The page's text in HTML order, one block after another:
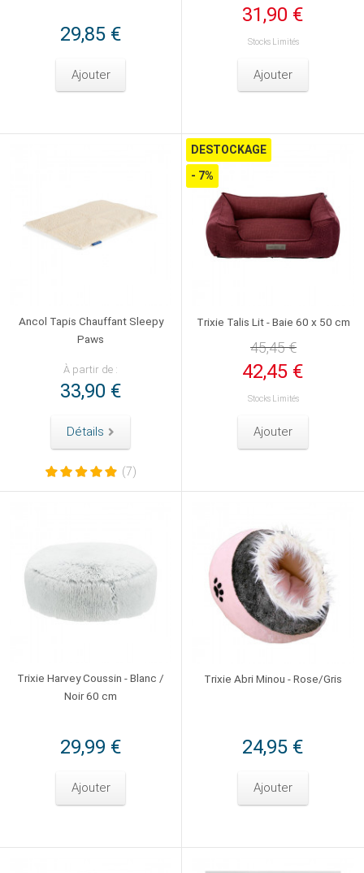
29,85 €
Ajouter
31,90 €
Stocks Limités
Ajouter
Ancol Tapis Chauffant Sleepy
Paws
À partir de :
33,90 €
Détails
(7)
DESTOCKAGE
- 7%
Trixie Talis Lit - Baie 60 x 50 cm
45,45 €
42,45 €
Stocks Limités
Ajouter
Trixie Harvey Coussin - Blanc /
Noir 60 cm
29,99 €
Ajouter
Trixie Abri Minou - Rose/Gris
24,95 €
Ajouter